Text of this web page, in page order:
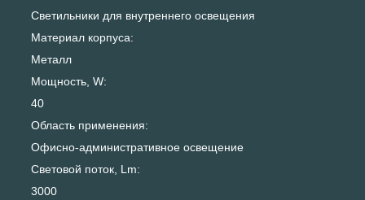
Светильники для внутреннего освещения
Материал корпуса:
Металл
Мощность, W:
40
Область применения:
Офисно-административное освещение
Световой поток, Lm:
3000